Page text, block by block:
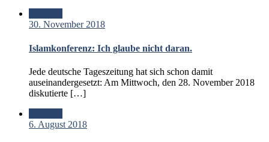
30. November 2018
Islamkonferenz: Ich glaube nicht daran.
Jede deutsche Tageszeitung hat sich schon damit
auseinandergesetzt: Am Mittwoch, den 28. November 2018
diskutierte […]
6. August 2018